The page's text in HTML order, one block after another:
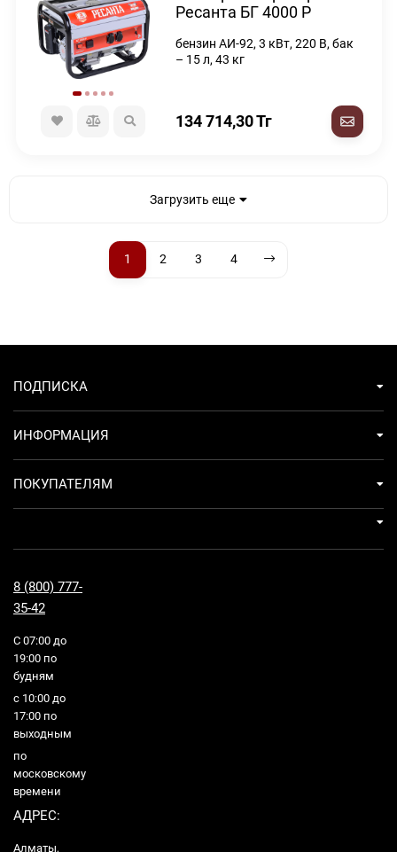
Ресанта БГ 4000 Р
бензин АИ-92, 3 кВт, 220 В, бак
– 15 л, 43 кг
134 714,30Тг
Загрузить еще
1 2 3 4
ПОДПИСКА
ИНФОРМАЦИЯ
ПОКУПАТЕЛЯМ
8 (800) 777-
35-42
С 07:00 до
19:00 по
будням
с 10:00 до
17:00 по
выходным
по
московскому
времени
АДРЕС:
Алматы,